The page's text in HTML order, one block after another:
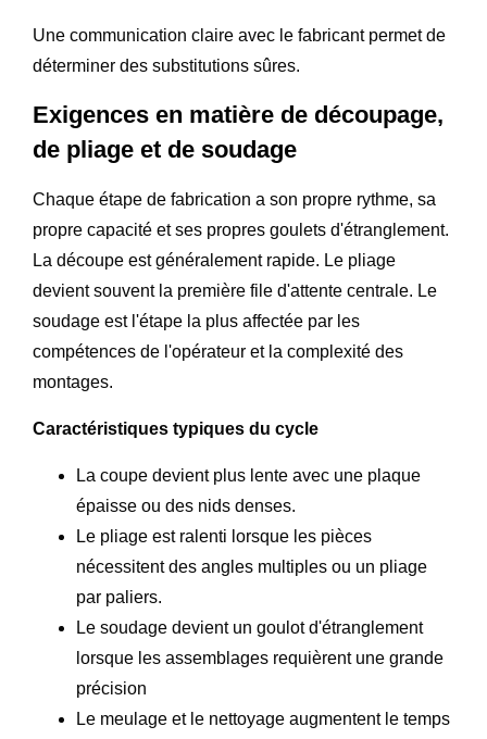
Une communication claire avec le fabricant permet de
déterminer des substitutions sûres.
Exigences en matière de découpage,
de pliage et de soudage
Chaque étape de fabrication a son propre rythme, sa
propre capacité et ses propres goulets d'étranglement.
La découpe est généralement rapide. Le pliage
devient souvent la première file d'attente centrale. Le
soudage est l'étape la plus affectée par les
compétences de l'opérateur et la complexité des
montages.
Caractéristiques typiques du cycle
La coupe devient plus lente avec une plaque
épaisse ou des nids denses.
Le pliage est ralenti lorsque les pièces
nécessitent des angles multiples ou un pliage
par paliers.
Le soudage devient un goulot d'étranglement
lorsque les assemblages requièrent une grande
précision
Le meulage et le nettoyage augmentent le temps